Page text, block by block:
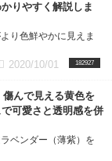
りやすく解説しま
り色鮮やかに見えま
182927
2020/10/01
傷んで見える黄色を
可愛さと透明感を併
ベンダー（薄紫）を